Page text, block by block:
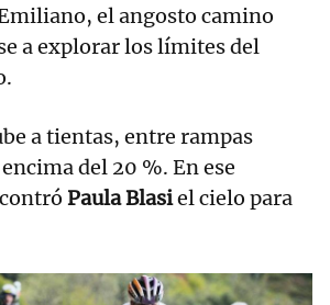
el angosto camino
a explorar los límites del
a tientas, entre rampas
del 20 %. En ese
Paula Blasiel cielo para